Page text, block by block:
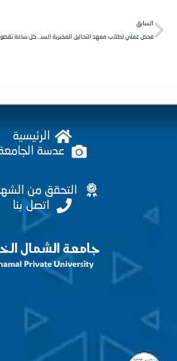
فحص عملي لطلاب معهد التحاليل المخبرية السنة الثانية مقرر نسج خاص ومرضي.
الرئيسية
عدسة الجامعة
التحقق من الشهادة
اتصل بنا